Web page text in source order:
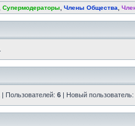
Супермодераторы Члены Общества
| Пользователей: 6 | Новый пользователь: